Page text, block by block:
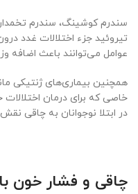
تیروئید جزء اختلالات غدد
عوامل می‌توانند باعث اضافه
همچنین بیماری‌های ژنتیکی
خاصی که برای درمان
در ابتلا نوجوانان به چاقی
چاقی و فشار خون